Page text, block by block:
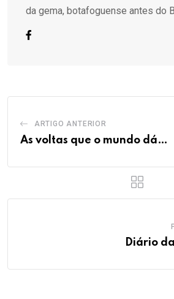
da gema, botafoguense antes do
ARTIGO ANTERIOR
As voltas que o mundo dá…
Diário